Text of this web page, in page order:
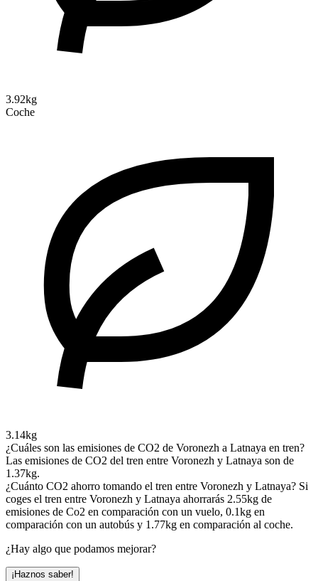
3.92kg
Coche
3.14kg
¿Cuáles son las emisiones de CO2 de Voronezh a Latnaya en tren?
Las emisiones de CO2 del tren entre Voronezh y Latnaya son de
1.37kg.
¿Cuánto CO2 ahorro tomando el tren entre Voronezh y Latnaya? Si
coges el tren entre Voronezh y Latnaya ahorrarás 2.55kg de
emisiones de Co2 en comparación con un vuelo, 0.1kg en
comparación con un autobús y 1.77kg en comparación al coche.
¿Hay algo que podamos mejorar?
¡Haznos saber!